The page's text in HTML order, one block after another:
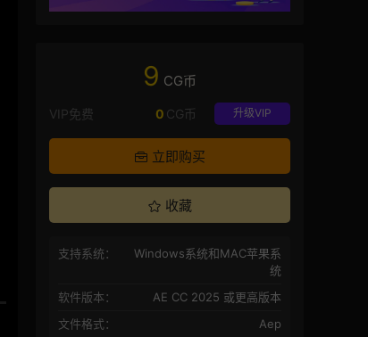
9 CG币
VIP免费 升级VIP
0 CG币
立即购买
收藏
支持系统：
Windows系统和MAC苹果系
统
软件版本：
AE CC 2025 或更高版本
文件格式：
Aep